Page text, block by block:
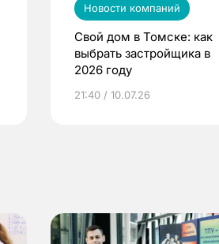
Новости компаний
Свой дом в Томске: как
выбрать застройщика в
2026 году
21:40 / 10.07.26